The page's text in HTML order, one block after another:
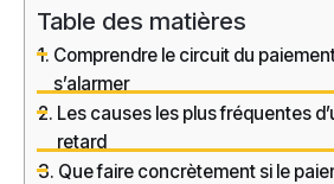
Table des matières
Comprendre le circuit du
s’alarmer
Les causes les plus fréquentes
retard
Que faire concrètement si le